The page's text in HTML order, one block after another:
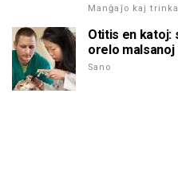
Manĝaĵo kaj
Otitis en katoj:
orelo malsanoj
Sano